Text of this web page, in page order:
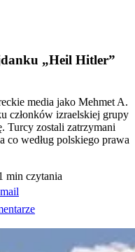
„Heil Hitler”
media jako Mehmet A.
członków izraelskiej grupy
Turcy zostali zatrzymani
co według polskiego prawa
min czytania